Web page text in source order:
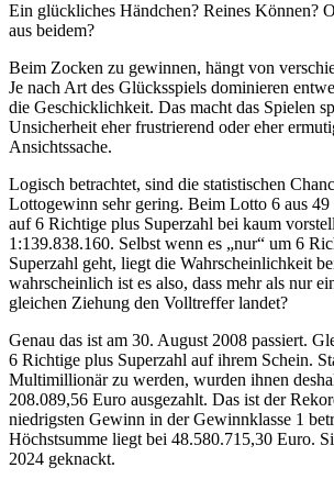
Ein glückliches Händchen? Reines Können?
aus beidem?
Beim Zocken zu gewinnen, hängt von
Je nach Art des Glücksspiels dominieren
die Geschicklichkeit. Das macht das Spielen
Unsicherheit eher frustrierend oder eher
Ansichtssache.
Logisch betrachtet, sind die statistischen
Lottogewinn sehr gering. Beim Lotto 6 aus 49
auf 6 Richtige plus Superzahl bei kaum
1:139.838.160. Selbst wenn es „nur“ um 6
Superzahl geht, liegt die Wahrscheinlichkeit
wahrscheinlich ist es also, dass mehr als nur
gleichen Ziehung den Volltreffer landet?
Genau das ist am 30. August 2008 passiert.
6 Richtige plus Superzahl auf ihrem Schein.
Multimillionär zu werden, wurden ihnen
208.089,56 Euro ausgezahlt. Das ist der
niedrigsten Gewinn in der Gewinnklasse 1
Höchstsumme liegt bei 48.580.715,30 Euro.
2024 geknackt.